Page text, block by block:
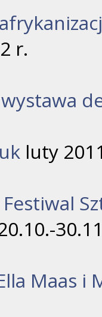
r.
luty
Festiwal
Maas i